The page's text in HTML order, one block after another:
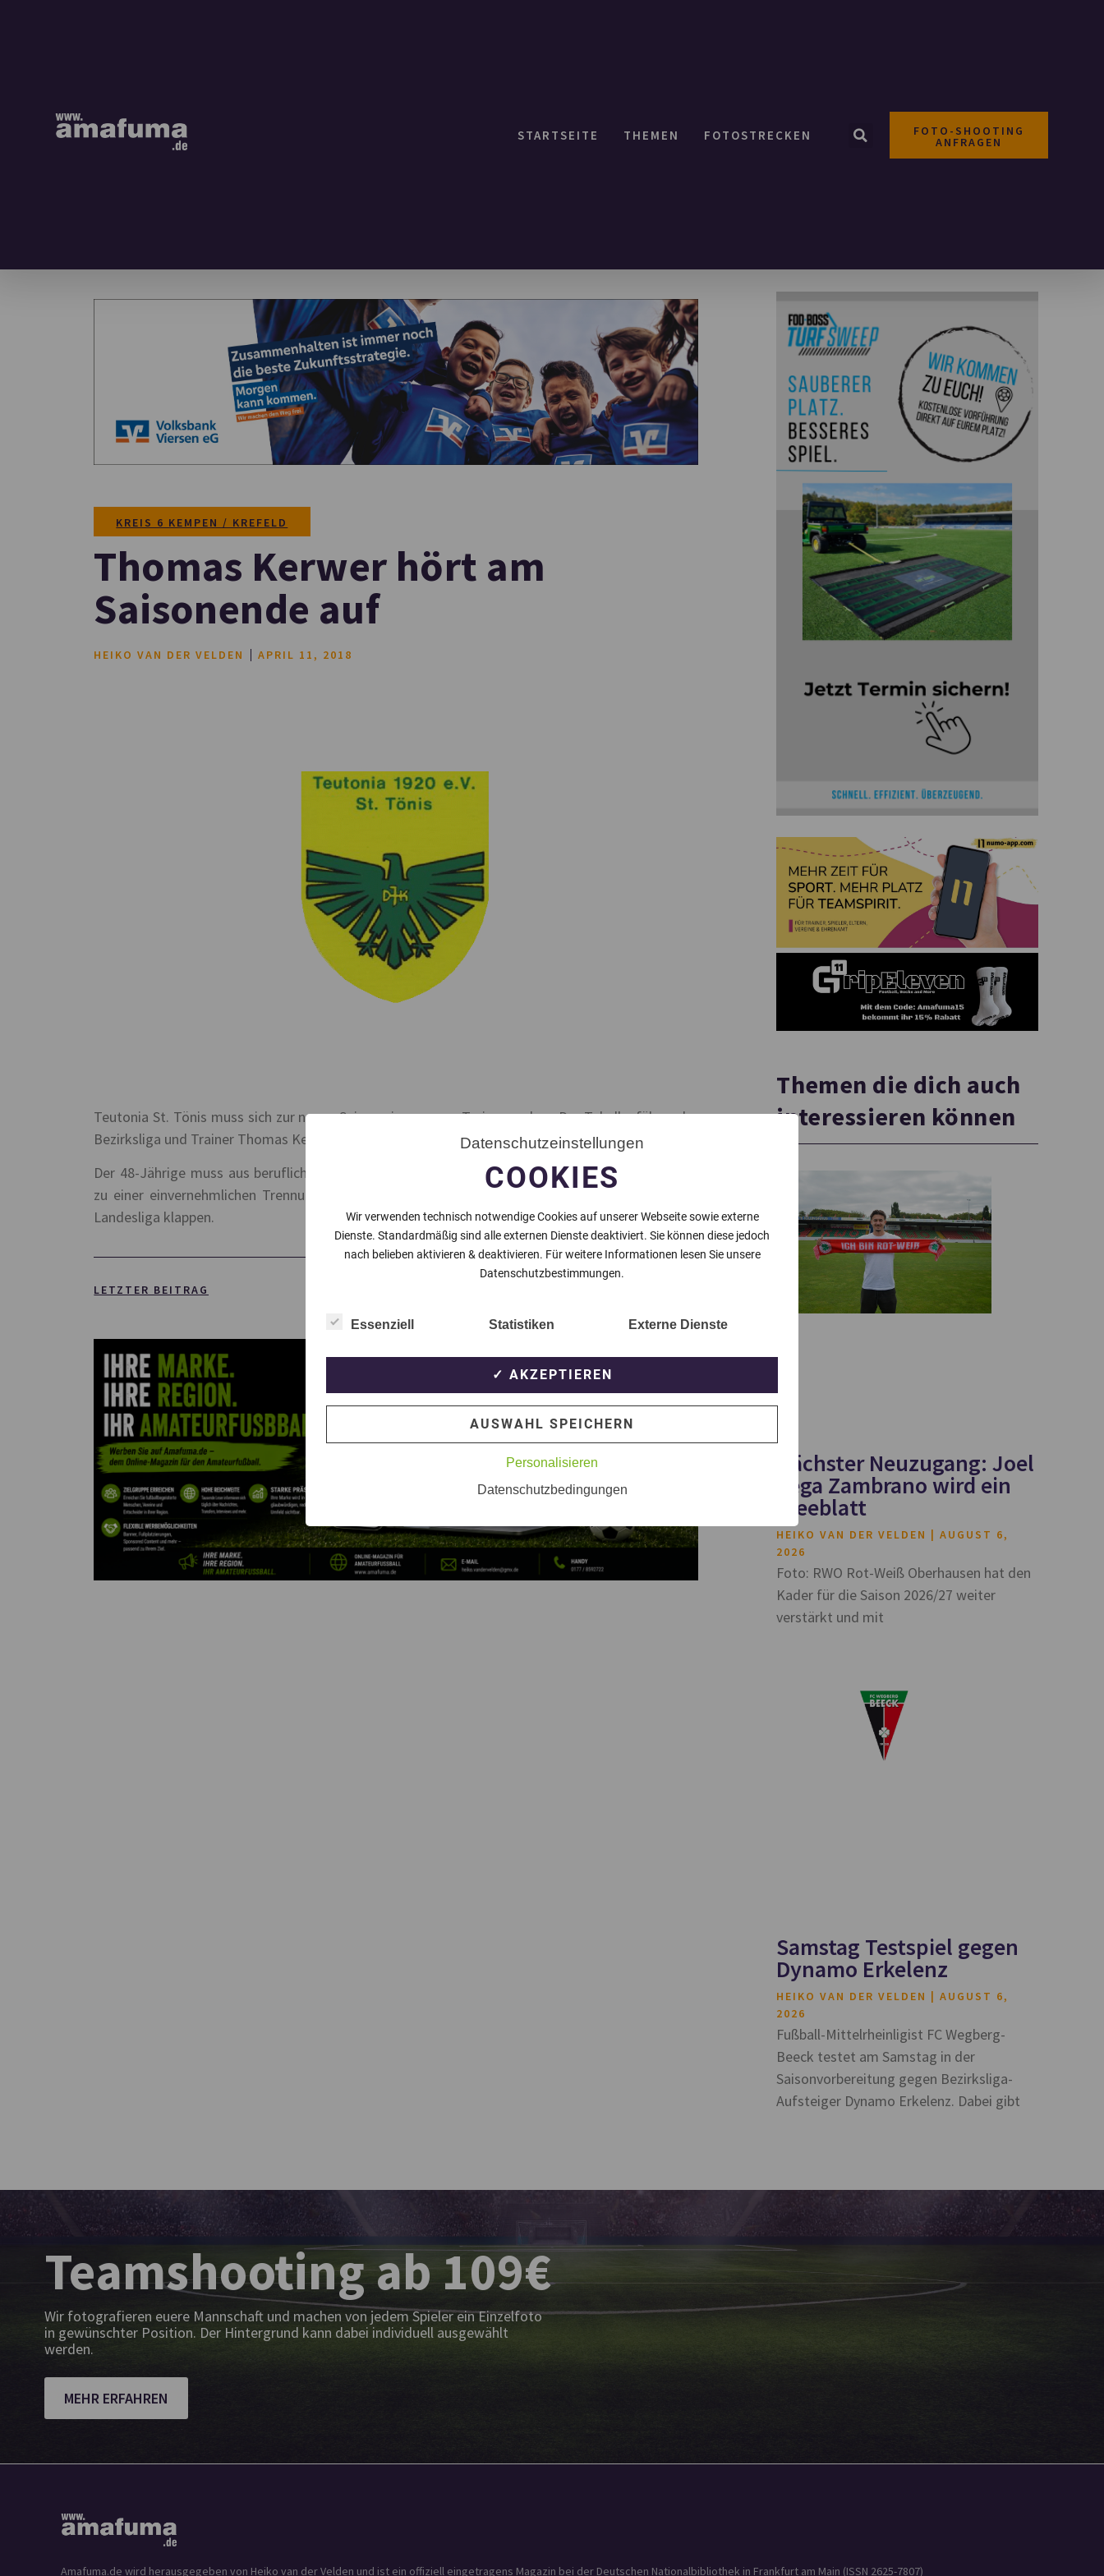
STARTSEITE THEMEN FOTOSTRECKEN FOTO-SHOOTING
ANFRAGEN
KREIS 6 KEMPEN / KREFELD
Thomas Kerwer hört am
Saisonende auf
HEIKO VAN DER VELDEN APRIL 11, 2018
Teutonia St. Tönis muss sich zur neuen Saison einen neuen Trainer suchen. Der Tabellenführer der
Bezirksliga und Trainer Thomas Kerwer gehen zum Saisonende getrennte Wege.
Der 48-Jährige muss aus beruflichen Gründen kürzertreten und somit kommt es am Saisonende
zu einer einvernehmlichen Trennung. Zum Abschluss soll es aber noch mit dem Aufstieg in die
Landesliga klappen.
LETZTER BEITRAG
Themen die dich auch
interessieren können
Nächster Neuzugang: Joel
Vega Zambrano wird ein
Kleeblatt
HEIKO VAN DER VELDEN
AUGUST 6,
2026
Foto: RWO Rot-Weiß Oberhausen hat den
Kader für die Saison 2026/27 weiter
verstärkt und mit
Samstag Testspiel gegen
Dynamo Erkelenz
HEIKO VAN DER VELDEN
AUGUST 6,
2026
Fußball-Mittelrheinligist FC Wegberg-
Beeck testet am Samstag in der
Saisonvorbereitung gegen Bezirksliga-
Aufsteiger Dynamo Erkelenz. Dabei gibt
Teamshooting ab 109€
Wir fotografieren euere Mannschaft und machen von jedem Spieler ein Einzelfoto
in gewünschter Position. Der Hintergrund kann dabei individuell ausgewählt
werden.
MEHR ERFAHREN
Amafuma.de wird herausgegeben von Heiko van der Velden und ist ein offiziell eingetragens Magazin bei der Deutschen Nationalbibliothek in Frankfurt am Main (ISSN 2625-7807)
Datenschutzeinstellungen
COOKIES
Wir verwenden technisch notwendige Cookies auf unserer Webseite sowie externe
Dienste. Standardmäßig sind alle externen Dienste deaktiviert. Sie können diese jedoch
nach belieben aktivieren & deaktivieren. Für weitere Informationen lesen Sie unsere
Datenschutzbestimmungen.
Essenziell Statistiken Externe Dienste
✓ AKZEPTIEREN
AUSWAHL SPEICHERN
Personalisieren
Datenschutzbedingungen